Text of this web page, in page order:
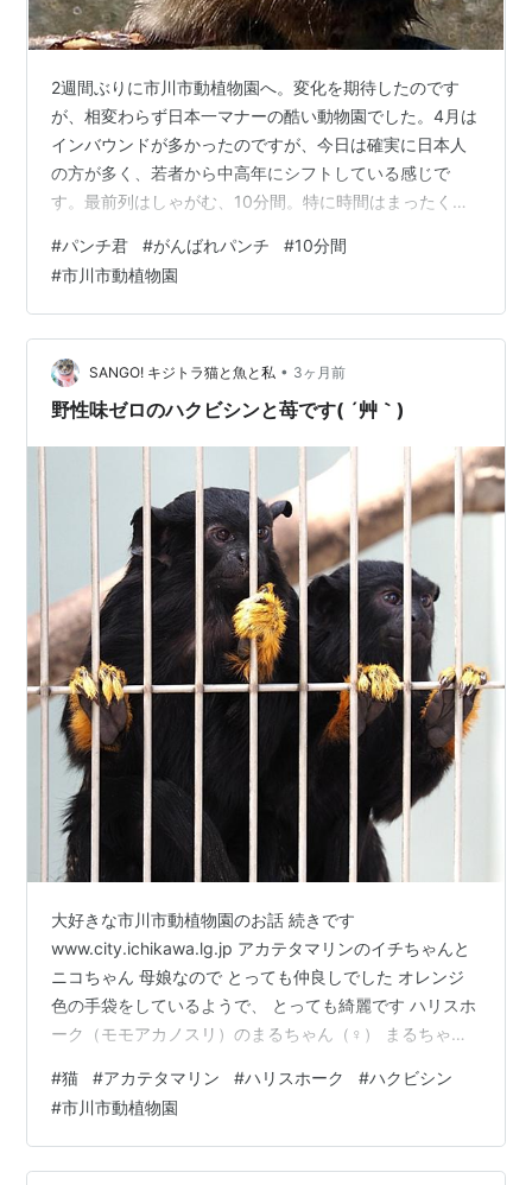
2週間ぶりに市川市動植物園へ。変化を期待したのです
が、相変わらず日本一マナーの酷い動物園でした。4月は
インバウンドが多かったのですが、今日は確実に日本人
の方が多く、若者から中高年にシフトしている感じで
す。最前列はしゃがむ、10分間。特に時間はまったく守
いなかったのですが、散水が始まると一斉に出てきまし
た。濡れて涼んでいる感じです。オラウータンさんも日
陰で休憩。オラウータンさんのところにすごい手作りゲ
ームがありました。作った人すごい。 看板娘のレッサー
パンダさんはみんなバックヤードで残念。 ヤギさんだけ
お立ち台でした。
#パンチ君 #がんばれパンチ #10分間
#市川市動植物園
SANGO! キジトラ猫と魚と私 • 3ヶ月前
野性味ゼロのハクビシンと苺です( ´艸｀)
大好きな市川市動植物園のお話 続きです
www.city.ichikawa.lg.jp アカテタマリンのイチちゃんと
ニコちゃん 母娘なので とっても仲良しでした オレンジ
色の手袋をしているようで、 とっても綺麗です ハリスホ
ーク（モモアカノスリ）のまるちゃん（♀） まるちゃん
いかも ハクビシン 街中に現れて厄介者扱いだけど、 動
物園ではの～んびり過ごしています のんびりし過ぎて…
こんな格好でグーグー寝ていました 野性味ゼロのハクビ
シンです… 苺の寝姿はどうかしら？ 「わたしは きれいに
#猫 #アカテタマリン #ハリスホーク #ハクビシン
#市川市動植物園